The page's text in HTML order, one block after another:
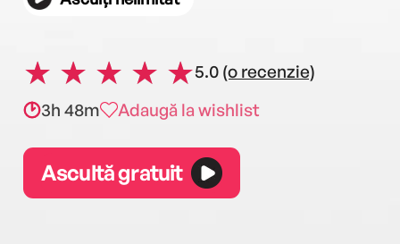
5.0 (o recenzie)
3h 48m
Adaugă la wishlist
Ascultă gratuit